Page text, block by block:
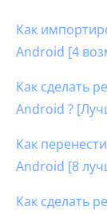
Как
Android [4
Как сделать
Android ?
Как
Android [8
Как сделать